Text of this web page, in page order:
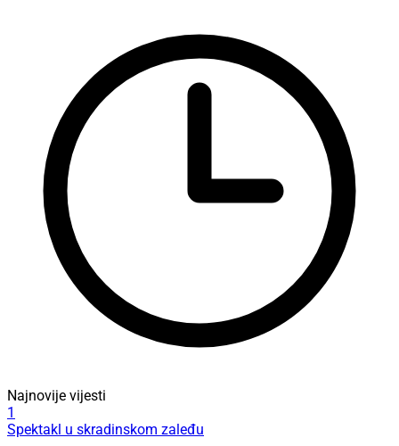
Najnovije vijesti
1
Spektakl u skradinskom zaleđu